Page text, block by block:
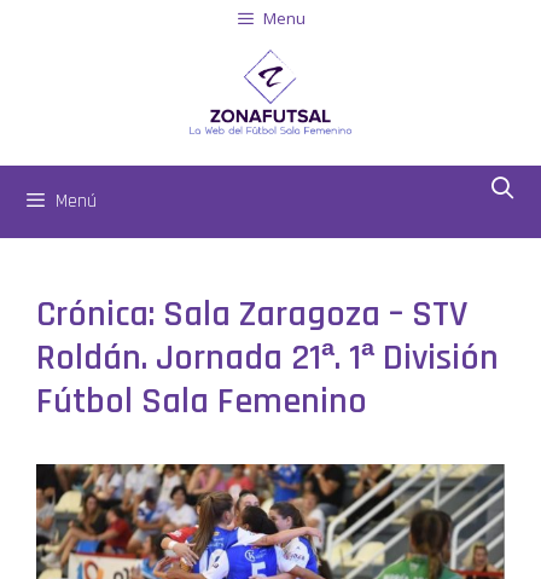
Menu
Menú
Crónica: Sala Zaragoza – STV
Roldán. Jornada 21ª. 1ª División
Fútbol Sala Femenino